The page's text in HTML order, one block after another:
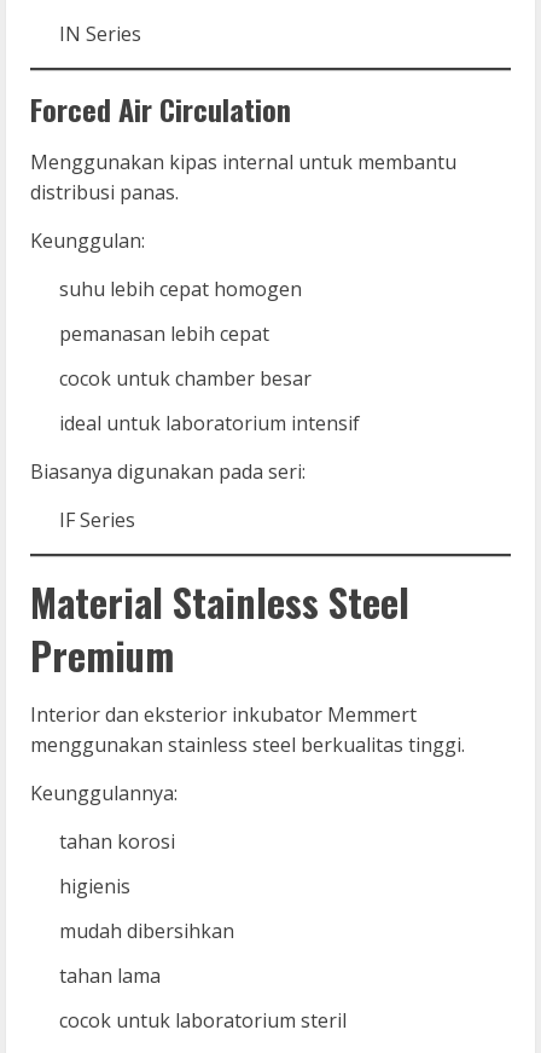
IN Series
Forced Air Circulation
Menggunakan kipas internal untuk membantu
distribusi panas.
Keunggulan:
suhu lebih cepat homogen
pemanasan lebih cepat
cocok untuk chamber besar
ideal untuk laboratorium intensif
Biasanya digunakan pada seri:
IF Series
Material Stainless Steel
Premium
Interior dan eksterior inkubator Memmert
menggunakan stainless steel berkualitas tinggi.
Keunggulannya:
tahan korosi
higienis
mudah dibersihkan
tahan lama
cocok untuk laboratorium steril